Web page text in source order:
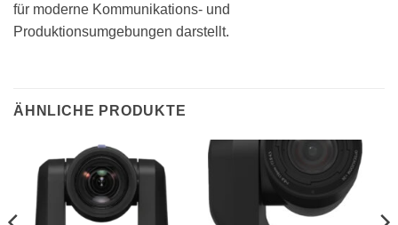
für moderne Kommunikations- und
Produktionsumgebungen darstellt.
ÄHNLICHE PRODUKTE